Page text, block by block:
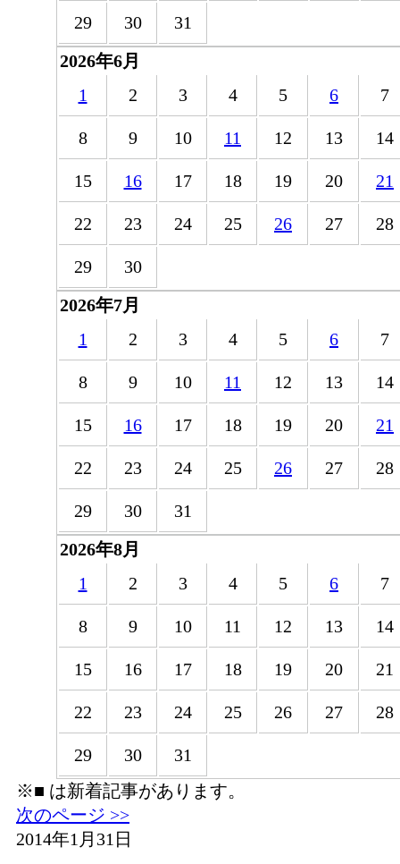
29 30
31
2026年6月
1
2 3 4 5 6 7
8 9 10 11 12 13 14
15 16 17 18 19 20 21
22 23 24 25 26 27 28
29
30
2026年7月
1
2 3 4 5 6 7
8 9 10 11 12 13 14
15 16 17 18 19 20 21
22 23 24 25 26 27 28
29 30
31
2026年8月
1
2 3 4 5 6 7
8 9 10 11 12 13 14
15 16 17 18 19 20 21
22 23 24 25 26 27 28
29 30
31
※■ は新着記事があります。
次のページ >>
2014年1月31日